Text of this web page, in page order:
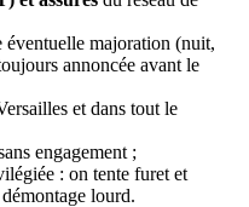
éventuelle majoration (nuit,
annoncée avant le
et dans tout le
engagement ;
: on tente furet et
lourd.